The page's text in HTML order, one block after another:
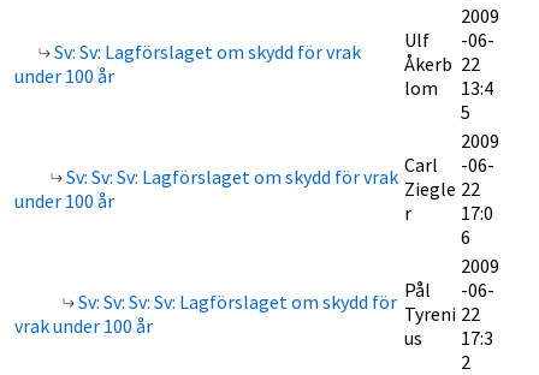
Sv: Sv: Lagförslaget om skydd för vrak
under 100 år
Ulf
Åkerb
lom
2009
-06-
22
13:4
5
Sv: Sv: Sv: Lagförslaget om skydd för vrak
under 100 år
Carl
Ziegle
r
2009
-06-
22
17:0
6
Sv: Sv: Sv: Sv: Lagförslaget om skydd för
vrak under 100 år
Pål
Tyreni
us
2009
-06-
22
17:3
2